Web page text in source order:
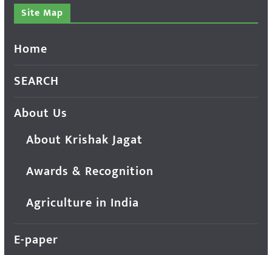
Site Map
Home
SEARCH
About Us
About Krishak Jagat
Awards & Recognition
Agriculture in India
E-paper